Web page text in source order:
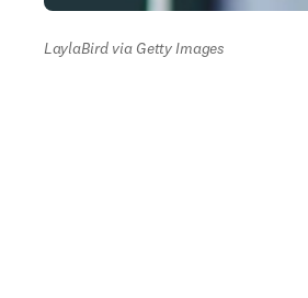
LaylaBird via Getty Images